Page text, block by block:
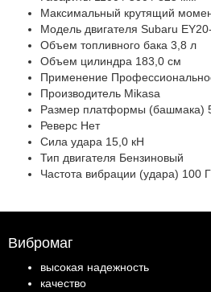
Максимальный крутящий
Модель двигателя Subaru
Объем топливного бака 3,8 л
Объем цилиндра 183,0 см
Применение
Производитель Mikasa
Размер платформы (башмака)
Реверс Нет
Сила удара 15,0 кН
Тип двигателя Бензиновый
Частота вибрации (удара) 100
Вибромаг
высокая надежность
качество